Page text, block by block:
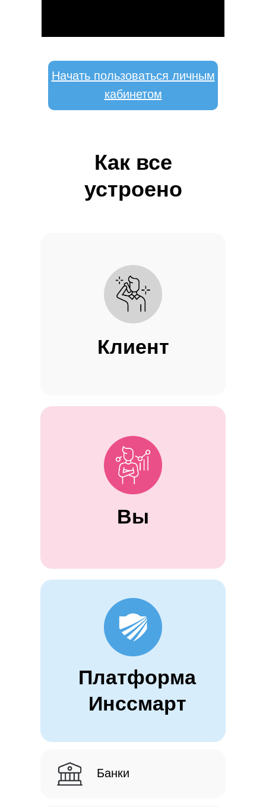
Начать пользоваться личным
кабинетом
Как все
устроено
Клиент
Вы
Платформа
Инссмарт
Банки